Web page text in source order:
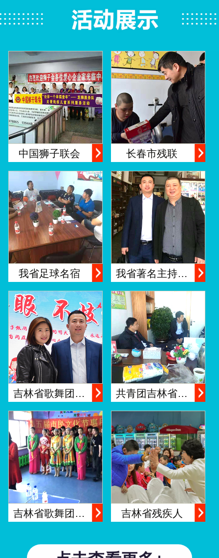
中国狮子联会 长春市残联
我省足球名宿 我省著名主持…
吉林省歌舞团… 共青团吉林省…
吉林省歌舞团… 吉林省残疾人